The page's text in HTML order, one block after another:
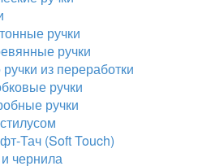
ручки
ручки
из переработки
ручки
ручки
Тач (Soft Touch)
чернила